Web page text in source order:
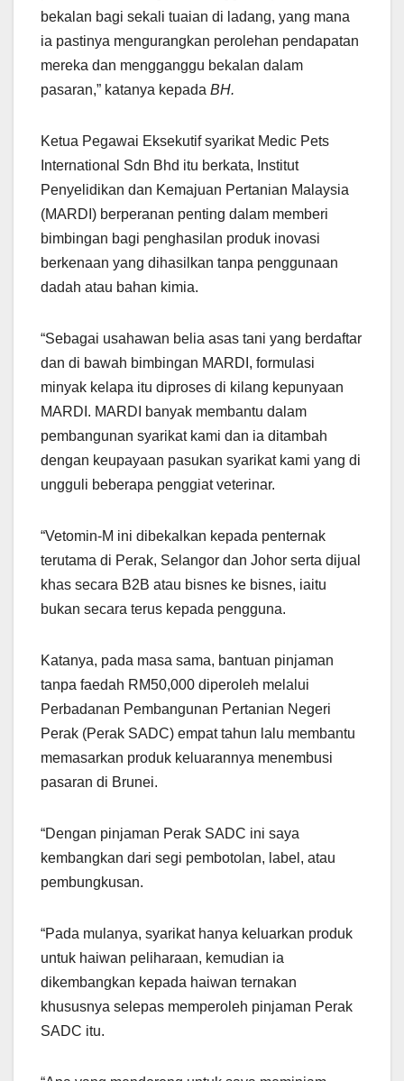
bekalan bagi sekali tuaian di ladang, yang mana
ia pastinya mengurangkan perolehan pendapatan
mereka dan mengganggu bekalan dalam
pasaran,” katanya kepada BH.
Ketua Pegawai Eksekutif syarikat Medic Pets
International Sdn Bhd itu berkata, Institut
Penyelidikan dan Kemajuan Pertanian Malaysia
(MARDI) berperanan penting dalam memberi
bimbingan bagi penghasilan produk inovasi
berkenaan yang dihasilkan tanpa penggunaan
dadah atau bahan kimia.
“Sebagai usahawan belia asas tani yang berdaftar
dan di bawah bimbingan MARDI, formulasi
minyak kelapa itu diproses di kilang kepunyaan
MARDI. MARDI banyak membantu dalam
pembangunan syarikat kami dan ia ditambah
dengan keupayaan pasukan syarikat kami yang di
ungguli beberapa penggiat veterinar.
“Vetomin-M ini dibekalkan kepada penternak
terutama di Perak, Selangor dan Johor serta dijual
khas secara B2B atau bisnes ke bisnes, iaitu
bukan secara terus kepada pengguna.
Katanya, pada masa sama, bantuan pinjaman
tanpa faedah RM50,000 diperoleh melalui
Perbadanan Pembangunan Pertanian Negeri
Perak (Perak SADC) empat tahun lalu membantu
memasarkan produk keluarannya menembusi
pasaran di Brunei.
“Dengan pinjaman Perak SADC ini saya
kembangkan dari segi pembotolan, label, atau
pembungkusan.
“Pada mulanya, syarikat hanya keluarkan produk
untuk haiwan peliharaan, kemudian ia
dikembangkan kepada haiwan ternakan
khususnya selepas memperoleh pinjaman Perak
SADC itu.